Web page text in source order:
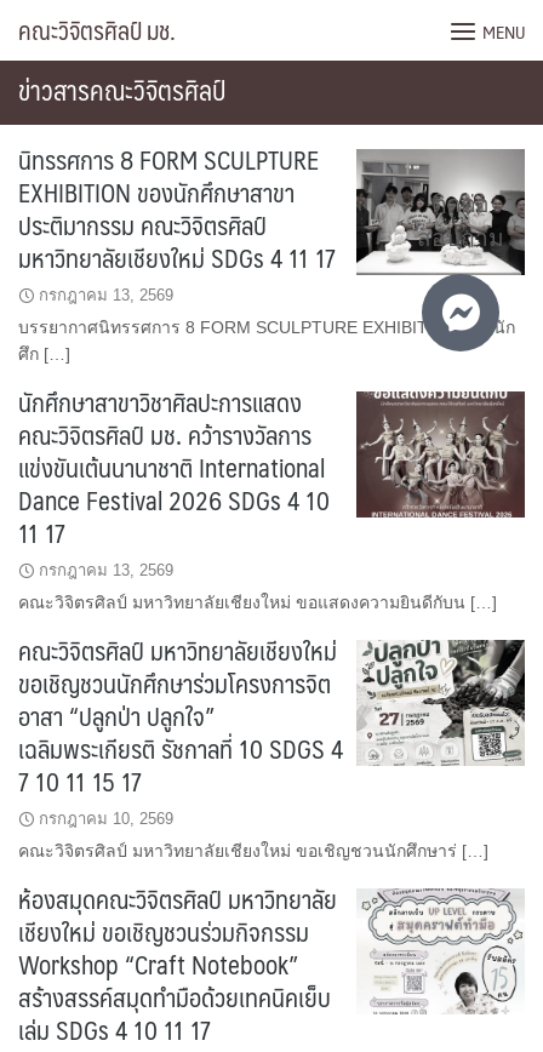
content
คณะวิจิตรศิลป์ มช. MENU
ข่าวสารคณะวิจิตรศิลป์
นิทรรศการ 8 FORM SCULPTURE
EXHIBITION ของนักศึกษาสาขา
ประติมากรรม คณะวิจิตรศิลป์
มหาวิทยาลัยเชียงใหม่ SDGs 4 11 17
กรกฎาคม 13, 2569
บรรยากาศนิทรรศการ 8 FORM SCULPTURE EXHIBITION ของนัก
ศึก […]
นักศึกษาสาขาวิชาศิลปะการแสดง
คณะวิจิตรศิลป์ มช. คว้ารางวัลการ
แข่งขันเต้นนานาชาติ International
Dance Festival 2026 SDGs 4 10
11 17
กรกฎาคม 13, 2569
คณะวิจิตรศิลป์ มหาวิทยาลัยเชียงใหม่ ขอแสดงความยินดีกับน […]
คณะวิจิตรศิลป์ มหาวิทยาลัยเชียงใหม่
ขอเชิญชวนนักศึกษาร่วมโครงการจิต
อาสา “ปลูกป่า ปลูกใจ”
เฉลิมพระเกียรติ รัชกาลที่ 10 SDGS 4
7 10 11 15 17
กรกฎาคม 10, 2569
คณะวิจิตรศิลป์ มหาวิทยาลัยเชียงใหม่ ขอเชิญชวนนักศึกษาร่ […]
ห้องสมุดคณะวิจิตรศิลป์ มหาวิทยาลัย
เชียงใหม่ ขอเชิญชวนร่วมกิจกรรม
Workshop “Craft Notebook”
สร้างสรรค์สมุดทำมือด้วยเทคนิคเย็บ
เล่ม SDGs 4 10 11 17
ติดต่อ
สอบถาม